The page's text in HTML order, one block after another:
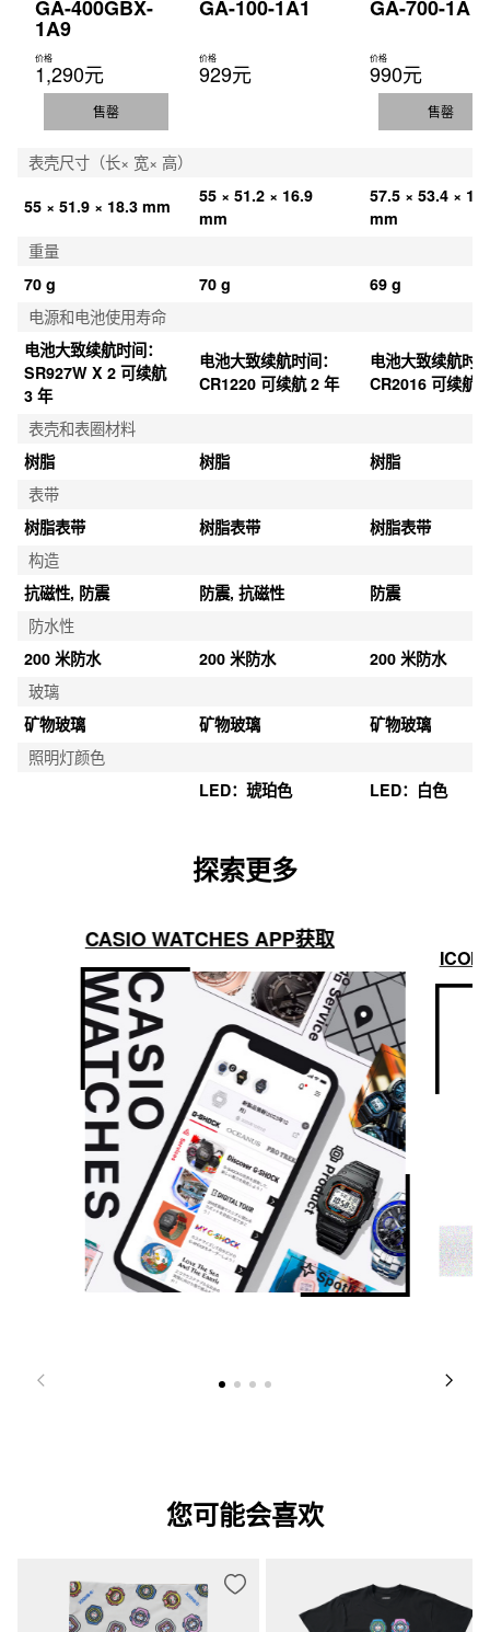
GA-400GBX-
1A9
价格
1,290元
售罄
GA-100-1A1
价格
929元
GA-700-1A
价格
990元
售罄
表壳尺寸（长× 宽× 高）
55 × 51.9 × 18.3 mm
55 × 51.2 × 16.9
mm
57.5 × 53.4 ×
mm
重量
70 g
70 g
69 g
电源和电池使用寿命
电池大致续航时间：
SR927W X 2 可续航
3 年
电池大致续航时间：
CR1220 可续航 2 年
电池大致续航时
CR2016 可续航
表壳和表圈材料
树脂
树脂
树脂
表带
树脂表带
树脂表带
树脂表带
构造
抗磁性, 防震
防震, 抗磁性
防震
防水性
200 米防水
200 米防水
200 米防水
玻璃
矿物玻璃
矿物玻璃
矿物玻璃
照明灯颜色
LED：琥珀色
LED：白色
探索更多
CASIO WATCHES APP获取
您可能会喜欢